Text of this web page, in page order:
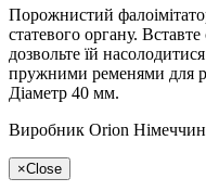
Порожнистий
статевого органу.
дозвольте їй
пружними ременями для
Діаметр 40 мм.
Виробник Orion
×Close